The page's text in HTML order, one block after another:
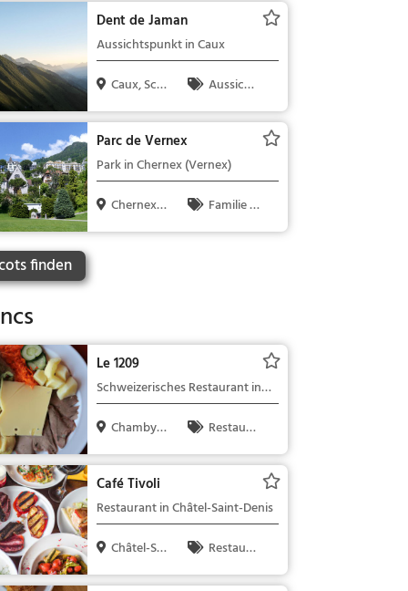
nswürdigkeit
Dent de Jaman
Aussichtspunkt in Caux
Caux, Sch
weiz
Aussicht
spunkt, Fami
lie & Kinder,
Parc de Vernex
Park in Chernex (Vernex)
Chernex, S
chweiz
Familie &
Kinder, Natu
finden
Le 1209
Schweizerisches Restaurant in
Chamby
Chamby, S
chweiz
Restaura
nt, Schweize
risch, Region
agessen, Abe
Café Tivoli
Restaurant in Châtel-Saint-Denis
Châtel-Sai
nt-Denis, ...
Restaura
nt, Fondue